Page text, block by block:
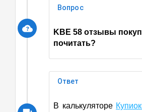
Вопрос
KBE 58 отзывы
почитать?
Ответ
В калькуляторе